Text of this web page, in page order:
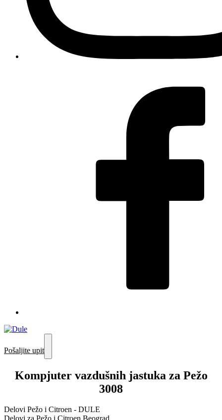
Pošaljite upit
Kompjuter vazdušnih jastuka za Pežo
3008
Delovi Pežo i Citroen - DULE